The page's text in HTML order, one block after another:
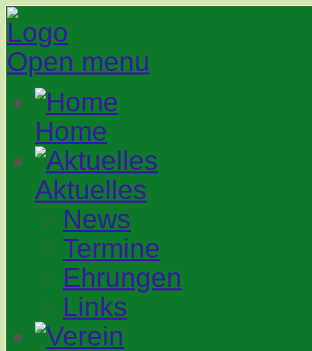
Open menu
Home
Aktuelles
News
Termine
Ehrungen
Links